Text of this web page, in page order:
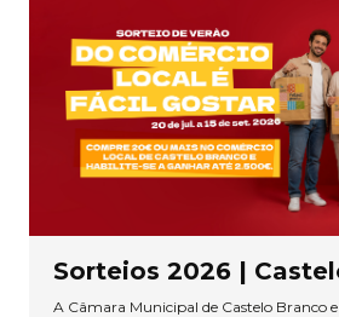
Sorteios 2026 |
A Câmara Municipal de Castelo Branco